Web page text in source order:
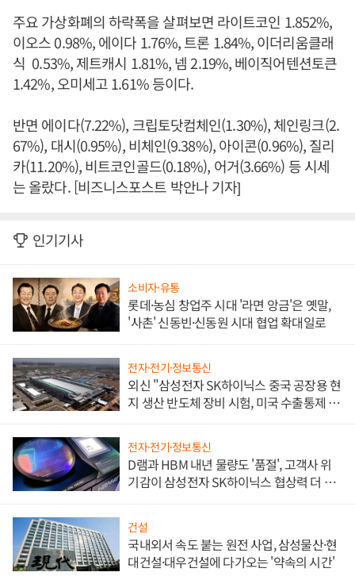
주요 가상화폐의 하락폭을 살펴보면 라이트코인 1.852%,
이오스 0.98%, 에이다 1.76%, 트론 1.84%, 이더리움클래
식 0.53%, 제트캐시 1.81%, 넴 2.19%, 베이직어텐션토큰
1.42%, 오미세고 1.61% 등이다.
반면 에이다(7.22%), 크립토닷컴체인(1.30%), 체인링크(2.
67%), 대시(0.95%), 비체인(9.38%), 아이콘(0.96%), 질리
카(11.20%), 비트코인골드(0.18%), 어거(3.66%) 등 시세
는 올랐다. [비즈니스포스트 박안나 기자]
인기기사
소비자·유통
롯데·농심 창업주 시대 '라면 앙금'은 옛말,
'사촌' 신동빈·신동원 시대 협업 확대일로
전자·전기·정보통신
외신 "삼성전자 SK하이닉스 중국 공장용 현
지 생산 반도체 장비 시험, 미국 수출통제 대
전자·전기·정보통신
D램과 HBM 내년 물량도 '품절', 고객사 위
기감이 삼성전자 SK하이닉스 협상력 더 키
건설
국내외서 속도 붙는 원전 사업, 삼성물산·현
대건설·대우건설에 다가오는 '약속의 시간'